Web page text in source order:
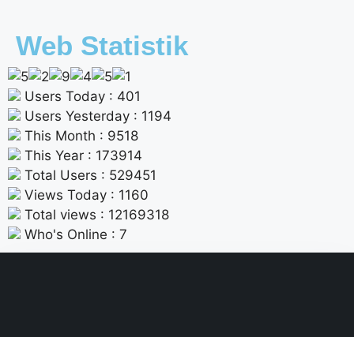
Web Statistik
Users Today : 401
Users Yesterday : 1194
This Month : 9518
This Year : 173914
Total Users : 529451
Views Today : 1160
Total views : 12169318
Who's Online : 7